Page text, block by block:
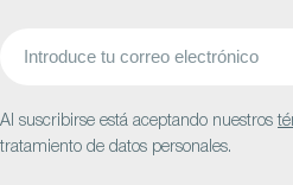
Al suscribirse está aceptando nuestros
tratamiento de datos personales.